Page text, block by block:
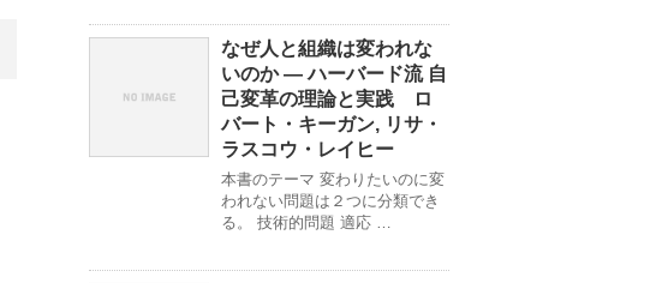
なぜ人と組織は変われな
いのか ― ハーバード流 自
己変革の理論と実践 ロ
バート・キーガン, リサ・
ラスコウ・レイヒー
本書のテーマ 変わりたいのに変
われない問題は２つに分類でき
る。 技術的問題 適応 …